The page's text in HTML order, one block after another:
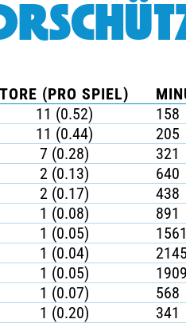
TORE (PRO SPIEL)
11 (0.52) 158
11 (0.44) 205
7 (0.28) 321
2 (0.13) 640
2 (0.17) 438
1 (0.08) 891
1 (0.05) 1561
1 (0.04) 2145
1 (0.05) 1909
1 (0.07) 568
1 (0.20) 341